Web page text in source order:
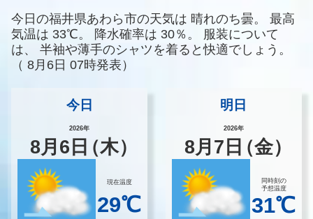
今日の福井県あわら市の天気は 晴れのち曇。
最高
気温は 33℃。 降水確率は 30％。
服装について
は、
半袖や薄手のシャツを着ると快適でしょう。
（ 8月6日 07時発表）
今日
2026年
8月 6 日（木）
現在温度
29℃
明日
2026年
8月 7 日（金）
同時刻の
予想温度
31℃